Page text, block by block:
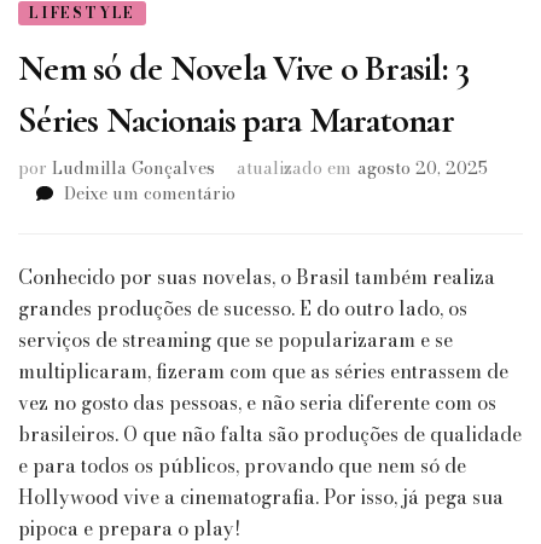
LIFESTYLE
Nem só de Novela Vive o Brasil: 3
Séries Nacionais para Maratonar
por Ludmilla Gonçalves atualizado em agosto 20, 2025
Deixe um comentário
de
Novela
Vive
o
Brasil:
3
Séries
Nacionais
para
Maratonar
Conhecido por suas novelas, o Brasil também realiza
grandes produções de sucesso. E do outro lado, os
serviços de streaming que se popularizaram e se
multiplicaram, fizeram com que as séries entrassem de
vez no gosto das pessoas, e não seria diferente com os
brasileiros. O que não falta são produções de qualidade
e para todos os públicos, provando que nem só de
Hollywood vive a cinematografia. Por isso, já pega sua
pipoca e prepara o play!